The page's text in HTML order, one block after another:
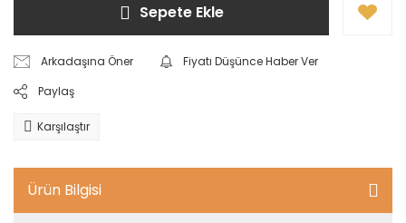
Sepete Ekle
Arkadaşına Öner
Fiyatı Düşünce Haber Ver
Paylaş
Karşılaştır
Ürün Bilgisi